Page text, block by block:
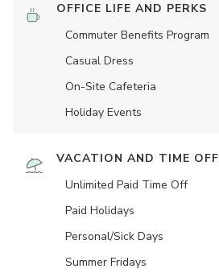
OFFICE LIFE AND PERKS
Commuter Benefits Program
Casual Dress
On-Site Cafeteria
Holiday Events
VACATION AND TIME OFF
Unlimited Paid Time Off
Paid Holidays
Personal/Sick Days
Summer Fridays